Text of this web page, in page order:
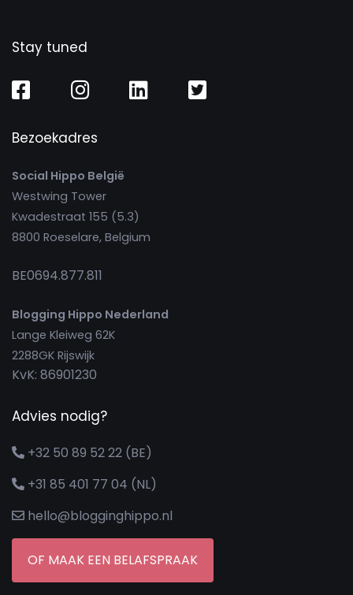
Stay tuned
Bezoekadres
Social Hippo België
Westwing Tower
Kwadestraat 155 (5.3)
8800 Roeselare, Belgium
BE0694.877.811
Blogging Hippo Nederland
Lange Kleiweg 62K
2288GK Rijswijk
KvK: 86901230
Advies nodig?
+32 50 89 52 22 (BE)
+31 85 401 77 04 (NL)
hello@blogginghippo.nl
OF MAAK EEN BELAFSPRAAK